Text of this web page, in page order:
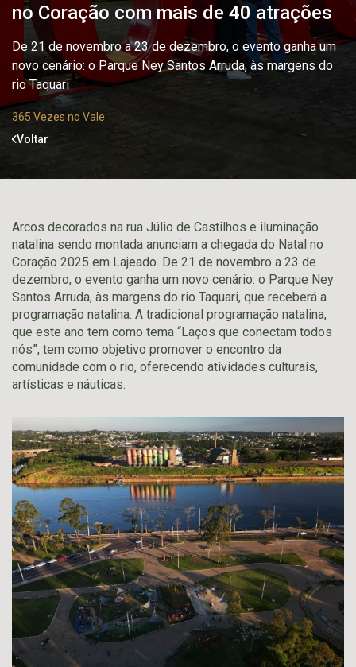
no Coração com mais de 40 atrações
De 21 de novembro a 23 de dezembro, o evento ganha um
novo cenário: o Parque Ney Santos Arruda, às margens do
rio Taquari
365 Vezes no Vale
Voltar
Arcos decorados na rua Júlio de Castilhos e iluminação
natalina sendo montada anunciam a chegada do Natal no
Coração 2025 em Lajeado. De 21 de novembro a 23 de
dezembro, o evento ganha um novo cenário: o Parque Ney
Santos Arruda, às margens do rio Taquari, que receberá a
programação natalina. A tradicional programação natalina,
que este ano tem como tema “Laços que conectam todos
nós”, tem como objetivo promover o encontro da
comunidade com o rio, oferecendo atividades culturais,
artísticas e náuticas.